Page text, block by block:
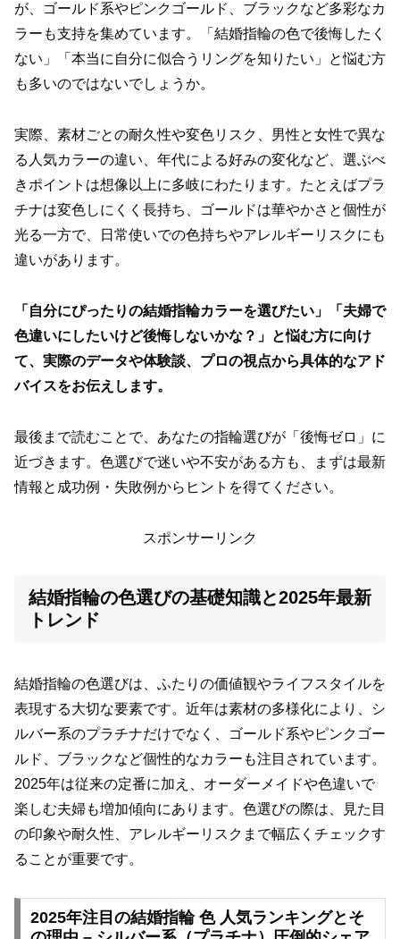
が、ゴールド系やピンクゴールド、ブラックなど多彩なカ
ラーも支持を集めています。「結婚指輪の色で後悔したく
ない」「本当に自分に似合うリングを知りたい」と悩む方
も多いのではないでしょうか。
実際、素材ごとの耐久性や変色リスク、男性と女性で異な
る人気カラーの違い、年代による好みの変化など、選ぶべ
きポイントは想像以上に多岐にわたります。たとえばプラ
チナは変色しにくく長持ち、ゴールドは華やかさと個性が
光る一方で、日常使いでの色持ちやアレルギーリスクにも
違いがあります。
「自分にぴったりの結婚指輪カラーを選びたい」「夫婦で
色違いにしたいけど後悔しないかな？」と悩む方に向け
て、実際のデータや体験談、プロの視点から具体的なアド
バイスをお伝えします。
最後まで読むことで、あなたの指輪選びが「後悔ゼロ」に
近づきます。色選びで迷いや不安がある方も、まずは最新
情報と成功例・失敗例からヒントを得てください。
スポンサーリンク
結婚指輪の色選びの基礎知識と2025年最新
トレンド
結婚指輪の色選びは、ふたりの価値観やライフスタイルを
表現する大切な要素です。近年は素材の多様化により、シ
ルバー系のプラチナだけでなく、ゴールド系やピンクゴー
ルド、ブラックなど個性的なカラーも注目されています。
2025年は従来の定番に加え、オーダーメイドや色違いで
楽しむ夫婦も増加傾向にあります。色選びの際は、見た目
の印象や耐久性、アレルギーリスクまで幅広くチェックす
ることが重要です。
2025年注目の結婚指輪 色 人気ランキングとそ